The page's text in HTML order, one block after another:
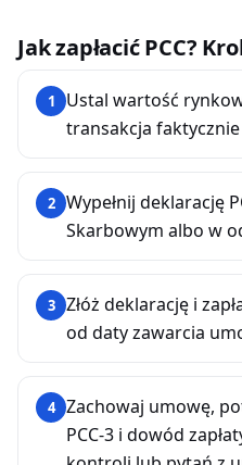
Jak zapłacić PCC?
1
Ustal wartość
transakcja faktycznie
2 Wypełnij deklarację
Skarbowym albo w
3 Złóż deklarację i
od daty zawarcia
4 Zachowaj umowę,
PCC-3 i dowód